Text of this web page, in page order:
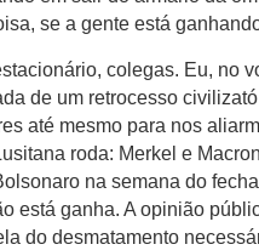
se a gente está
colegas. Eu, no
de um retrocesso
até mesmo para nos
roda: Merkel e
na semana do
está ganha. A opinião
do desmatamento